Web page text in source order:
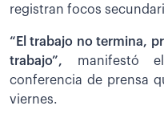
registran focos
“El trabajo no termina,
trabajo”, manifestó
conferencia de prensa
viernes.